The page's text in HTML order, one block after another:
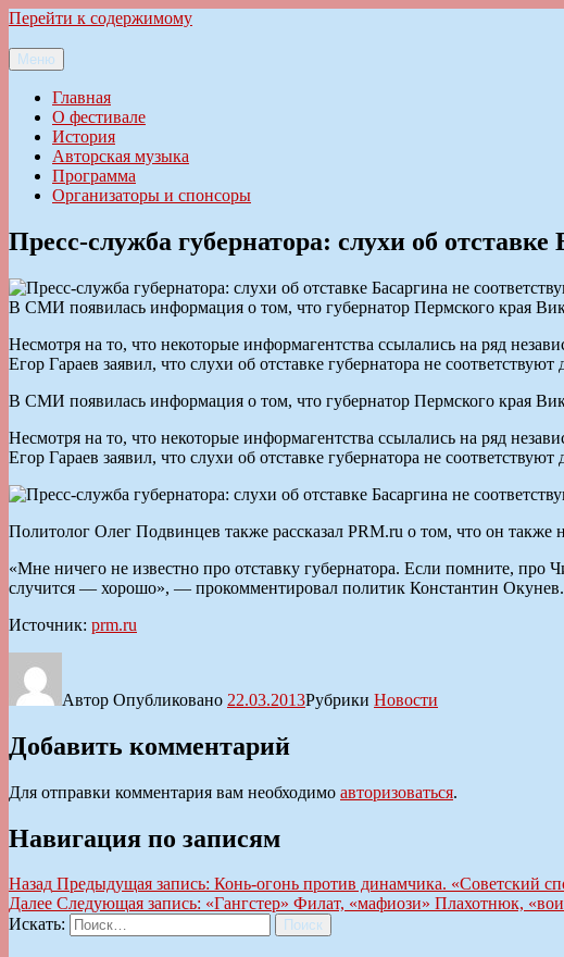
Перейти к содержимому
Ильменский фестиваль авторской песни
Меню
Главная
О фестивале
История
Авторская музыка
Программа
Организаторы и спонсоры
Пресс-служба губернатора: слухи об
В СМИ появилась информация о том, что губернатор Пермского края
Несмотря на то, что некоторые информагентства ссылались на ряд
Егор Гараев заявил, что слухи об отставке губернатора не соответствуют
В СМИ появилась информация о том, что губернатор Пермского края
Несмотря на то, что некоторые информагентства ссылались на ряд
Егор Гараев заявил, что слухи об отставке губернатора не соответствуют
Политолог Олег Подвинцев также рассказал PRM.ru о том, что он
«Мне ничего не известно про отставку губернатора. Если помните, про
случится — хорошо», — прокомментировал политик Константин Окунев.
Источник: prm.ru
Автор Опубликовано 22.03.2013Рубрики Новости
Добавить комментарий
Для отправки комментария вам необходимо авторизоваться.
Навигация по записям
Назад Предыдущая запись: Конь-огонь против динамчика. «Советский
Далее Следующая запись: «Гангстер» Филат, «мафиози» Плахотнюк,
Искать:
Поиск